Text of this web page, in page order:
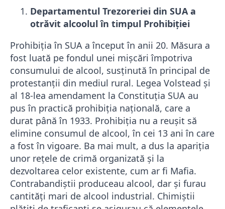
Departamentul Trezoreriei din SUA a
otrăvit alcoolul în timpul Prohibiției
Prohibiția în SUA a început în anii 20. Măsura a
fost luată pe fondul unei mișcări împotriva
consumului de alcool, susținută în principal de
protestanții din mediul rural. Legea Volstead și
al 18-lea amendament la Constituția SUA au
pus în practică prohibiția națională, care a
durat până în 1933. Prohibiţia nu a reuşit să
elimine consumul de alcool, în cei 13 ani în care
a fost în vigoare. Ba mai mult, a dus la apariţia
unor reţele de crimă organizată şi la
dezvoltarea celor existente, cum ar fi Mafia.
Contrabandiştii produceau alcool, dar şi furau
cantităţi mari de alcool industrial. Chimiştii